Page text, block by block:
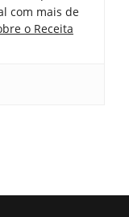
com mais de
o Receita